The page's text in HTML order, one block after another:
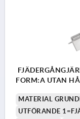
FORM:A UTAN
MATERIAL
UTFÖRANDE